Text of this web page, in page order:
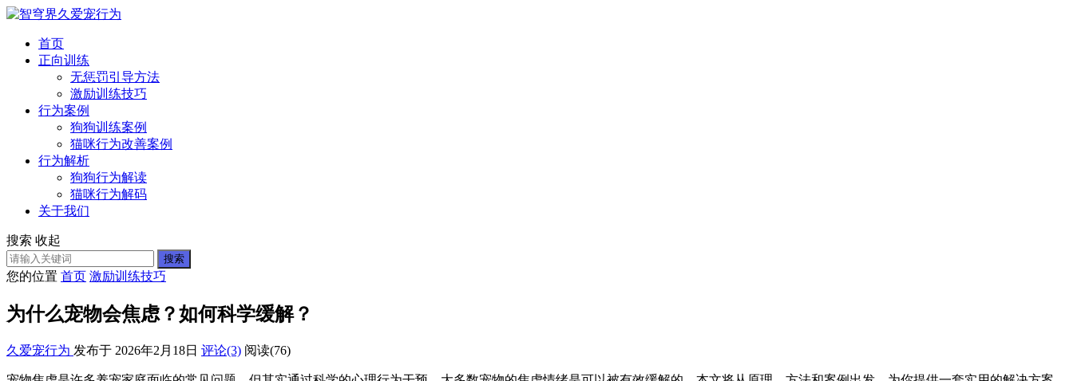
首页
正向训练
无惩罚引导方法
激励训练技巧
行为案例
狗狗训练案例
猫咪行为改善案例
行为解析
狗狗行为解读
猫咪行为解码
关于我们
搜索 收起
搜索
您的位置 首页 激励训练技巧
为什么宠物会焦虑？如何科学缓解？
久爱宠行为 发布于 2026年2月18日 评论(3) 阅读(76)